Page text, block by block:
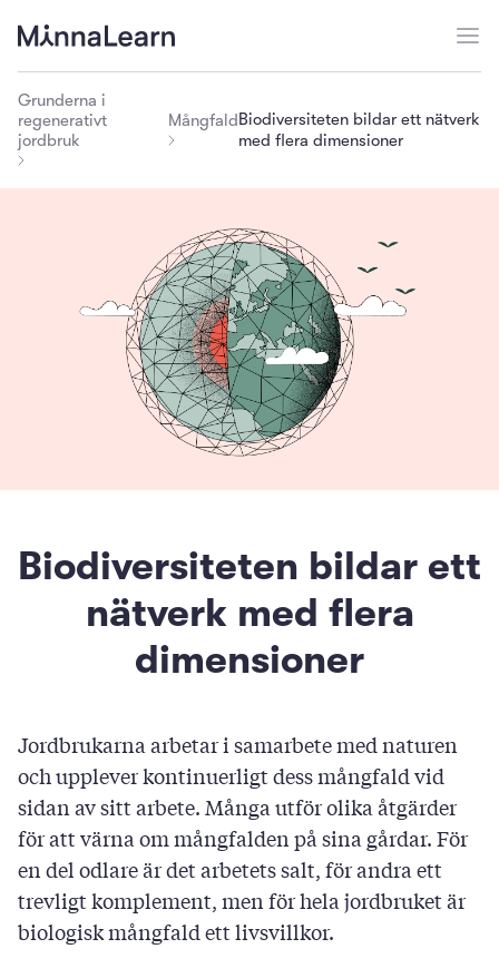
Grunderna i
regenerativt
jordbruk
MångfaldBiodiversiteten bildar ett nätverk
med flera dimensioner
Biodiversiteten bildar ett
nätverk med flera
dimensioner
Jordbrukarna arbetar i samarbete med naturen
och upplever kontinuerligt dess mångfald vid
sidan av sitt arbete. Många utför olika åtgärder
för att värna om mångfalden på sina gårdar. För
en del odlare är det arbetets salt, för andra ett
trevligt komplement, men för hela jordbruket är
biologisk mångfald ett livsvillkor.